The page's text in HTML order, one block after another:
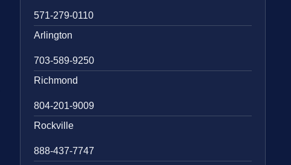
571-279-0110
Arlington
703-589-9250
Richmond
804-201-9009
Rockville
888-437-7747